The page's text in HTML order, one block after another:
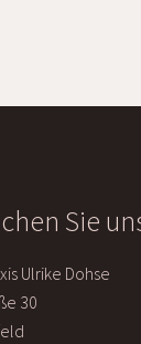
Sie
Ulrike Dohse
30